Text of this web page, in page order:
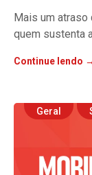
Mais um atraso
quem sustenta
Continue lendo →
Geral